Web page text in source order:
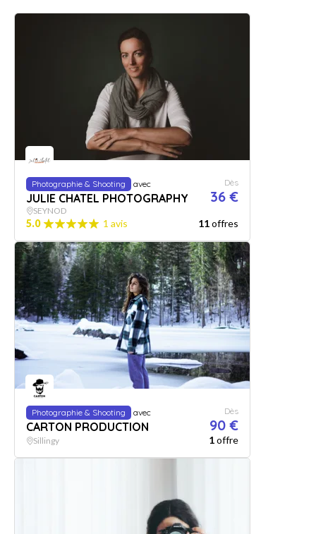
Photographie & Shooting avec
JULIE CHATEL PHOTOGRAPHY
Dès
36 €
SEYNOD
5.0 1 avis 11offres
Photographie & Shooting avec
CARTON PRODUCTION
Dès
90 €
Sillingy 1offre